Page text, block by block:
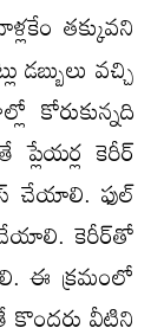
తక్కువని
వచ్చి
కెరీర్
చేయాలి. ఫుల్
చేయాలి. కెరీర్​తో
ఈ క్రమంలో
కొందరు వీటిని